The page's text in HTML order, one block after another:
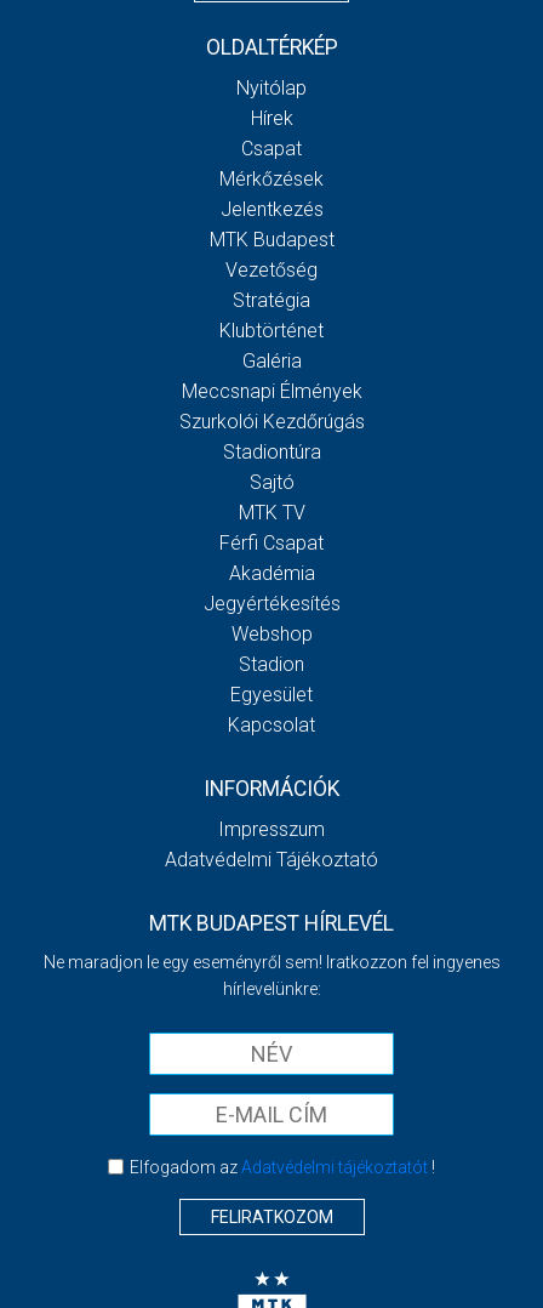
OLDALTÉRKÉP
Nyitólap
Hírek
Csapat
Mérkőzések
Jelentkezés
MTK Budapest
Vezetőség
Stratégia
Klubtörténet
Galéria
Meccsnapi Élmények
Szurkolói Kezdőrúgás
Stadiontúra
Sajtó
MTK TV
Férfi Csapat
Akadémia
Jegyértékesítés
Webshop
Stadion
Egyesület
Kapcsolat
INFORMÁCIÓK
Impresszum
Adatvédelmi Tájékoztató
MTK BUDAPEST HÍRLEVÉL
Ne maradjon le egy eseményről sem! Iratkozzon fel ingyenes
hírlevelünkre:
Elfogadom azAdatvédelmi tájékoztatót!
FELIRATKOZOM